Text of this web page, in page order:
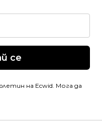
се
на Ecwid. Мога да